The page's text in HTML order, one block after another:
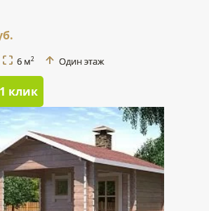
6 м2 Один этаж
клик